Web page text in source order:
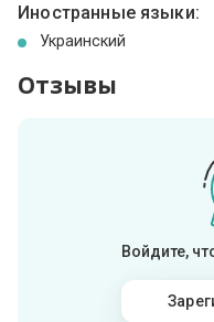
Иностранные языки:
Украинский
Отзывы
Войдите,